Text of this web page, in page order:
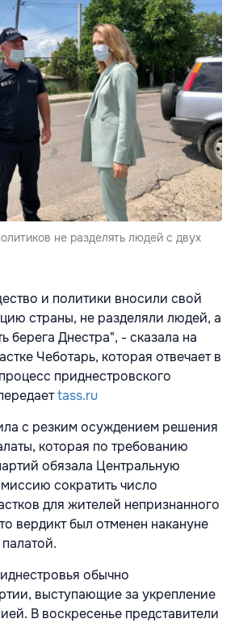
не разделять людей с двух
и политики вносили свой
страны, не разделяли людей, а
берега Днестра", - сказала на
Чеботарь, которая отвечает в
приднестровского
tass.ru
с резким осуждением решения
которая по требованию
обязала Центральную
сократить число
для жителей непризнанного
вердикт был отменен накануне
обычно
выступающие за укрепление
В воскресенье представители